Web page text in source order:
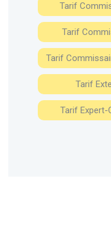
Tarif
Tarif
Tarif
Tarif
Tarif Expert-